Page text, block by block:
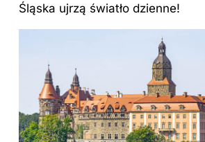
Śląska ujrzą światło dzienne!